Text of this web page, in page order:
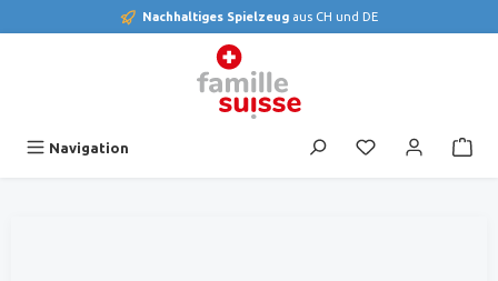
Nachhaltiges Spielzeug aus CH und DE
Navigation Du hast 0